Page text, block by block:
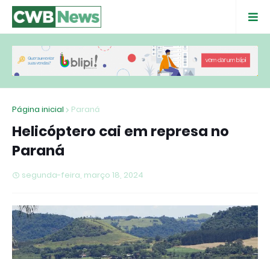
Página inicial Paraná
Helicóptero cai em represa no
Paraná
segunda-feira, março 18, 2024